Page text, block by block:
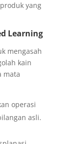
yang
Learning
mengasah
kain
mata
operasi
asli.